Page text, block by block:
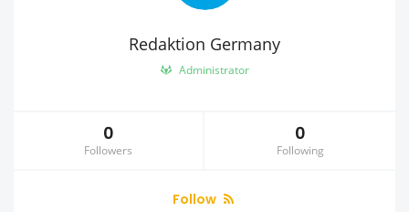
Redaktion Germany
Administrator
0
Followers
0
Following
Follow